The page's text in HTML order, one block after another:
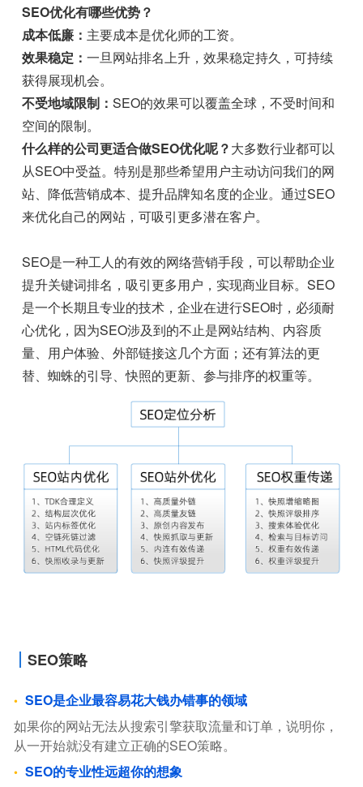
SEO优化有哪些优势？
成本低廉： 主要成本是优化师的工资。
效果稳定：一旦网站排名上升，效果稳定持久，可持续
获得展现机会。
不受地域限制：SEO的效果可以覆盖全球，不受时间和
空间的限制。
什么样的公司更适合做SEO优化呢？大多数行业都可以
从SEO中受益。特别是那些希望用户主动访问我们的网
站、降低营销成本、提升品牌知名度的企业。通过SEO
来优化自己的网站，可吸引更多潜在客户。
SEO是一种工人的有效的网络营销手段，可以帮助企业
提升关键词排名，吸引更多用户，实现商业目标。SEO
是一个长期且专业的技术，企业在进行SEO时，必须耐
心优化，因为SEO涉及到的不止是网站结构、内容质
量、用户体验、外部链接这几个方面；还有算法的更
替、蜘蛛的引导、快照的更新、参与排序的权重等。
SEO策略
SEO是企业最容易花大钱办错事的领域
如果你的网站无法从搜索引擎获取流量和订单，说明你，
从一开始就没有建立正确的SEO策略。
SEO的专业性远超你的想象